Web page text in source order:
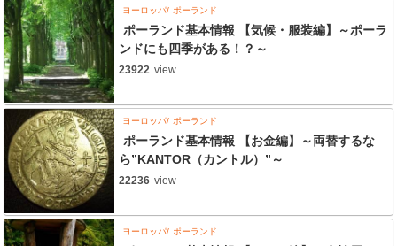
ヨーロッパ ポーランド
ポーランド基本情報 【気候・服装編】～ポーラ
ンドにも四季がある！？～
23922 view
ヨーロッパ ポーランド
ポーランド基本情報 【お金編】～両替するな
ら”KANTOR（カントル）”～
22236 view
ヨーロッパ ポーランド